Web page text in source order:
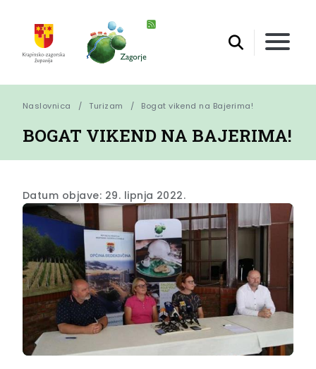
Naslovnica Turizam Bogat vikend na Bajerima!
BOGAT VIKEND NA BAJERIMA!
Datum objave: 29. lipnja 2022.